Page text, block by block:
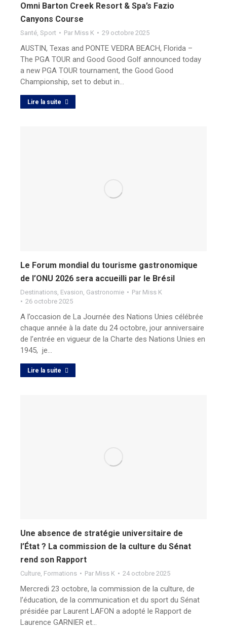
Omni Barton Creek Resort & Spa’s Fazio
Canyons Course
Santé Sport Par Miss K 29 octobre 2025
AUSTIN, Texas and PONTE VEDRA BEACH, Florida –
The PGA TOUR and Good Good Golf announced today
a new PGA TOUR tournament, the Good Good
Championship, set to debut in…
Lire la suite
Le Forum mondial du tourisme gastronomique
de l’ONU 2026 sera accueilli par le Brésil
Destinations Evasion Gastronomie Par Miss K
26 octobre 2025
A l’occasion de La Journée des Nations Unies célébrée
chaque année à la date du 24 octobre, jour anniversaire
de l’entrée en vigueur de la Charte des Nations Unies en
1945, je…
Lire la suite
Une absence de stratégie universitaire de
l’État ? La commission de la culture du Sénat
rend son Rapport
Culture Formations Par Miss K 24 octobre 2025
Mercredi 23 octobre, la commission de la culture, de
l’éducation, de la communication et du sport du Sénat
présidée par Laurent LAFON a adopté le Rapport de
Laurence GARNIER et…